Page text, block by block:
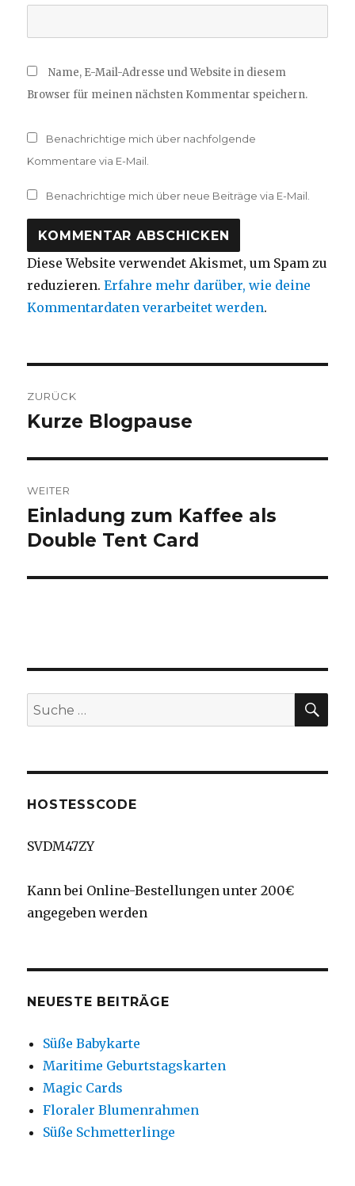
Name, E-Mail-Adresse und Website in diesem
Browser für meinen nächsten Kommentar speichern.
Benachrichtige mich über nachfolgende
Kommentare via E-Mail.
Benachrichtige mich über neue Beiträge via E-Mail.
Diese Website verwendet Akismet, um Spam zu
reduzieren.Erfahre mehr darüber, wie deine
Kommentardaten verarbeitet werden.
ZURÜCK
Vorheriger
Kurze Blogpause
WEITER
Nächster
Beitrag:
Einladung zum Kaffee als
Double Tent Card
Suche
nach:
HOSTESSCODE
SVDM47ZY
Kann bei Online-Bestellungen unter 200€
angegeben werden
NEUESTE BEITRÄGE
Süße Babykarte
Maritime Geburtstagskarten
Magic Cards
Floraler Blumenrahmen
Süße Schmetterlinge